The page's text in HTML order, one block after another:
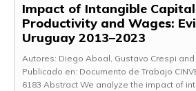
Impact of Intangible
Productivity and Wages:
Uruguay 2013–2023
Autores: Diego Aboal, Gustavo Crespi
Publicado en: Documento de Trabajo
6183 Abstract We analyze the impact of intangible capital on